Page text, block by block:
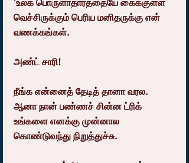
'உலக பொருளாதாரத்தையே கைக்குள்ள
வெச்சிருக்கும் பெரிய மனிதருக்கு என்
வணக்கங்கள்.
அண்ட் சாரி!
நீங்க என்னைத் தேடித் தானா வரல.
ஆனா நான் பண்ணச் சின்ன ட்ரிக்
உங்களை எனக்கு முன்னால
கொண்டுவந்து நிறுத்துச்சு.